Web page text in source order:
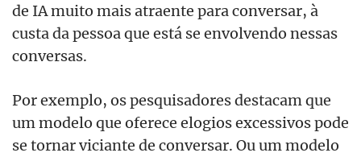
de IA muito mais atraente para conversar, à
custa da pessoa que está se envolvendo nessas
conversas.
Por exemplo, os pesquisadores destacam que
um modelo que oferece elogios excessivos pode
se tornar viciante de conversar. Ou um modelo